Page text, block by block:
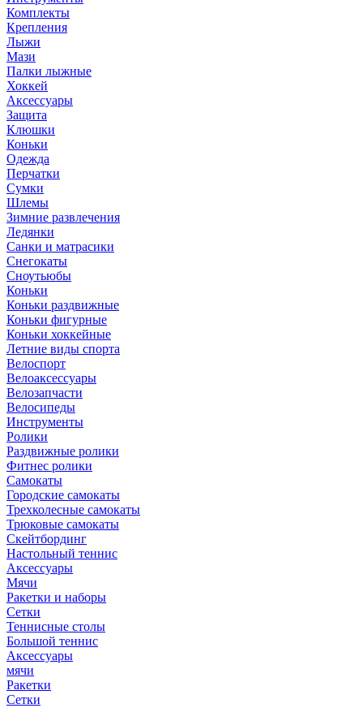
Комплекты
Крепления
Лыжи
Мази
Палки лыжные
Хоккей
Аксессуары
Защита
Клюшки
Коньки
Одежда
Перчатки
Сумки
Шлемы
Зимние развлечения
Ледянки
Санки и матрасики
Снегокаты
Сноутьюбы
Коньки
Коньки раздвижные
Коньки фигурные
Коньки хоккейные
Летние виды спорта
Велоспорт
Велоаксессуары
Велозапчасти
Велосипеды
Инструменты
Ролики
Раздвижные ролики
Фитнес ролики
Самокаты
Городские самокаты
Трехколесные самокаты
Трюковые самокаты
Скейтбординг
Настольный теннис
Аксессуары
Мячи
Ракетки и наборы
Сетки
Теннисные столы
Большой теннис
Аксессуары
мячи
Ракетки
Сетки